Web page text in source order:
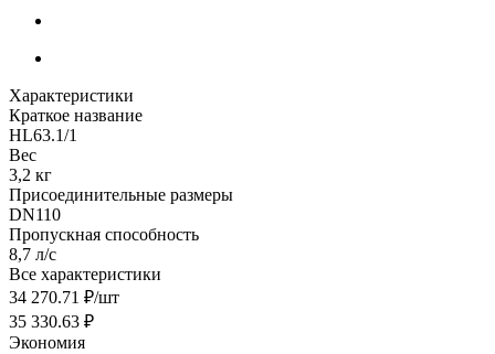
Характеристики
Краткое название
HL63.1/1
Вес
3,2 кг
Присоединительные размеры
DN110
Пропускная способность
8,7 л/с
Все характеристики
34 270.71 ₽/шт
35 330.63 ₽
Экономия